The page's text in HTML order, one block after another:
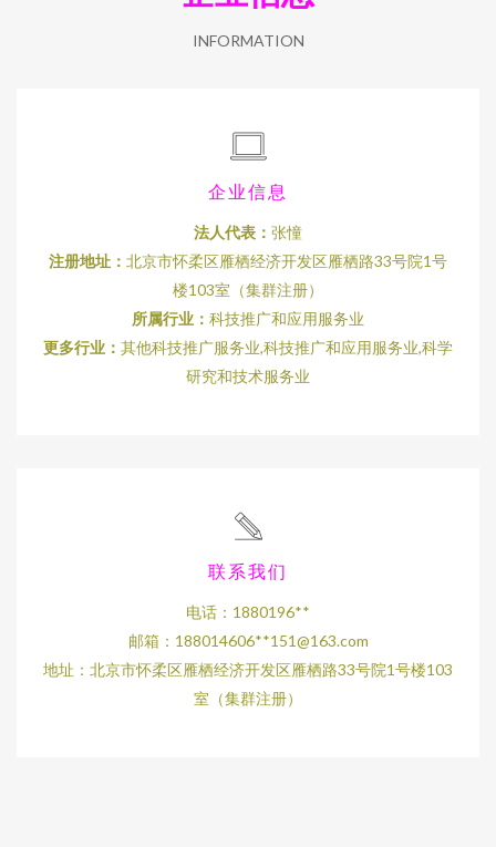
INFORMATION
企业信息
法人代表： 张憧
注册地址： 北京市怀柔区雁栖经济开发区雁栖路33号院1号
楼103室（集群注册）
所属行业： 科技推广和应用服务业
更多行业： 其他科技推广服务业,科技推广和应用服务业,科学
研究和技术服务业
联系我们
电话：1880196**
邮箱：188014606**151@163.com
地址：北京市怀柔区雁栖经济开发区雁栖路33号院1号楼103
室（集群注册）